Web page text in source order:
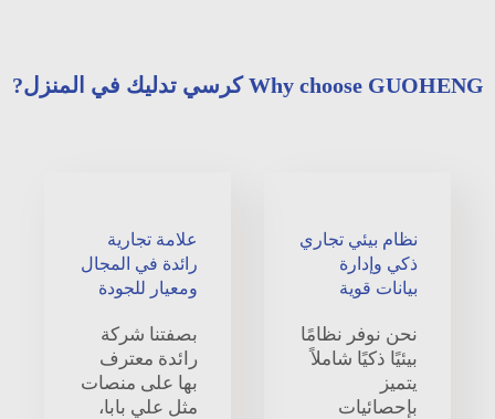
Why choose GUOHENG كرسي تدليك في المنزل?
نظام بيئي تجاري
ذكي وإدارة
بيانات قوية
نحن نوفر نظامًا
بيئيًا ذكيًا شاملاً
يتميز
بإحصائيات
علامة تجارية
رائدة في المجال
ومعيار للجودة
بصفتنا شركة
رائدة معترف
بها على منصات
مثل علي بابا،